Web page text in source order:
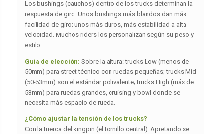
Los bushings (cauchos) dentro de los trucks determinan la
respuesta de giro. Unos bushings más blandos dan más
facilidad de giro; unos más duros, más estabilidad a alta
velocidad. Muchos riders los personalizan según su peso y
estilo.
Guía de elección: Sobre la altura: trucks Low (menos de
50mm) para street técnico con ruedas pequeñas; trucks Mid
(50-53mm) son el estándar polivalente; trucks High (más de
53mm) para ruedas grandes, cruising y bowl donde se
necesita más espacio de rueda.
¿Cómo ajustar la tensión de los trucks?
Con la tuerca del kingpin (el tornillo central). Apretando se